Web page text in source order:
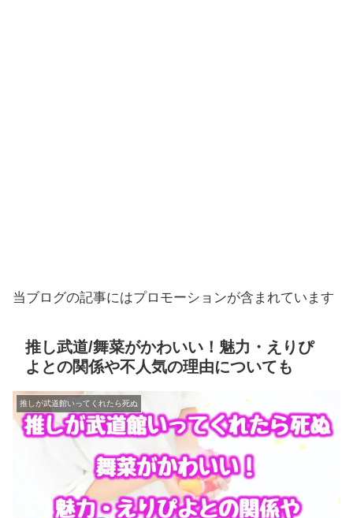
当ブログの記事にはプロモーションが含まれています
推し武道/舞菜がかわいい！魅力・えりぴ
よとの関係や不人気の理由についても
推しが武道館いってくれたら死ぬ